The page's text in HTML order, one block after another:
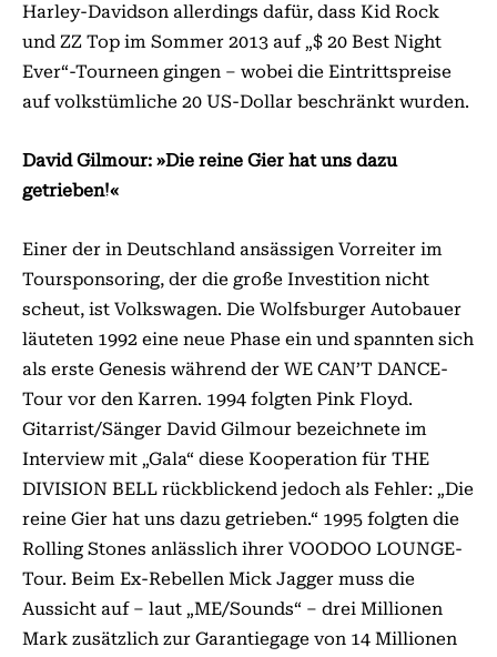
Harley-Davidson allerdings dafür, dass Kid Rock
und ZZ Top im Sommer 2013 auf „$ 20 Best Night
Ever“-Tourneen gingen – wobei die Eintrittspreise
auf volkstümliche 20 US-Dollar beschränkt wurden.
David Gilmour: »Die reine Gier hat uns dazu
getrieben!«
Einer der in Deutschland ansässigen Vorreiter im
Toursponsoring, der die große Investition nicht
scheut, ist Volkswagen. Die Wolfsburger Autobauer
läuteten 1992 eine neue Phase ein und spannten sich
als erste Genesis während der WE CAN’T DANCE-
Tour vor den Karren. 1994 folgten Pink Floyd.
Gitarrist/Sänger David Gilmour bezeichnete im
Interview mit „Gala“ diese Kooperation für THE
DIVISION BELL rückblickend jedoch als Fehler: „Die
reine Gier hat uns dazu getrieben.“ 1995 folgten die
Rolling Stones anlässlich ihrer VOODOO LOUNGE-
Tour. Beim Ex-Rebellen Mick Jagger muss die
Aussicht auf – laut „ME/Sounds“ – drei Millionen
Mark zusätzlich zur Garantiegage von 14 Millionen